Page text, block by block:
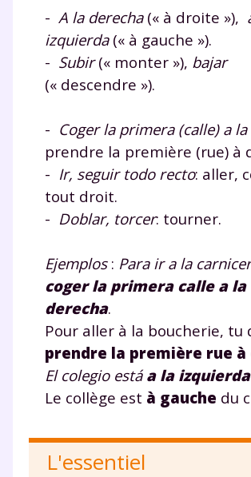
- A la derecha(« à droite »),
izquierda(« à gauche »).
- Subir(« monter »), bajar
(« descendre »).
- Coger la primera (calle) a
prendre la première (rue) à
- Ir, seguir todo recto: aller,
tout droit.
- Doblar, torcer: tourner.
Ejemplos: Para ir a la
coger la primera calle a la
derecha.
Pour aller à la boucherie, tu
prendre la première rue
El colegio estáa la izquierda
Le collège est à gauche du
L'essentiel